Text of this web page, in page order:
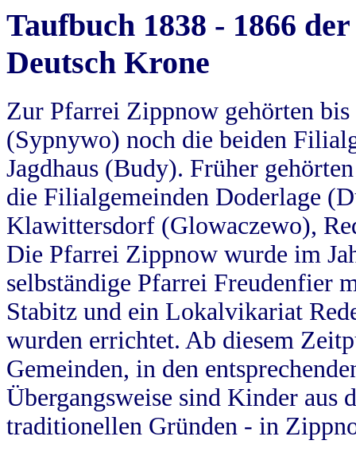
Taufbuch 1838 - 1866
Deutsch Krone
Zur Pfarrei Zippnow gehörten
(Sypnywo) noch die beiden
Jagdhaus (Budy). Früher
die Filialgemeinden Doderlage
Klawittersdorf (Glowaczewo),
Die Pfarrei Zippnow wurde im
selbständige Pfarrei Freudenfier
Stabitz und ein Lokalvikariat
wurden errichtet. Ab diesem
Gemeinden, in den
Übergangsweise sind Kinder aus
traditionellen Gründen - in